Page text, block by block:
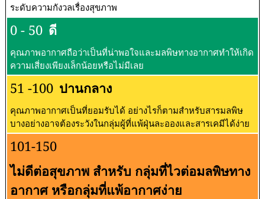
ระดับความกังวลเรื่องสุขภาพ
0 - 50 ดี
คุณภาพอากาศถือว่าเป็นที่น่าพอใจและมลพิษทางอากาศทำให้เกิด
ความเสี่ยงเพียงเล็กน้อยหรือไม่มีเลย
51 -100 ปานกลาง
คุณภาพอากาศเป็นที่ยอมรับได้ อย่างไรก็ตามสำหรับสารมลพิษ
บางอย่างอาจต้องระวังในกลุ่มผู้ที่แพ้ฝุ่นละอองและสารเคมีได้ง่าย
101-150
ไม่ดีต่อสุขภาพ สำหรับ กลุ่มที่ไวต่อมลพิษทาง
อากาศ หรือกลุ่มที่แพ้อากาศง่าย